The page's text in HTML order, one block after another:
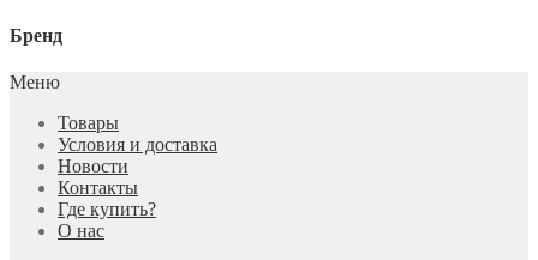
Бренд
Меню
Товары
Условия и доставка
Новости
Контакты
Где купить?
О нас